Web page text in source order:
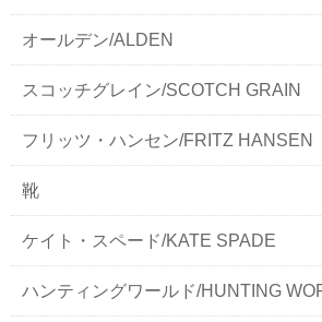
オールデン/ALDEN
スコッチグレイン/SCOTCH GRAIN
フリッツ・ハンセン/FRITZ HANSEN
靴
ケイト・スペード/KATE SPADE
ハンティングワールド/HUNTING